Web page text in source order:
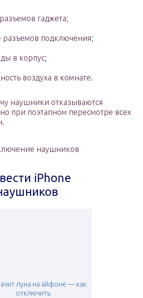
гаджета;
подключения;
в корпус;
воздуха в комнате.
наушники отказываются
при поэтапном пересмотре всех
наушников
iPhone
луна на айфоне — как
отключить